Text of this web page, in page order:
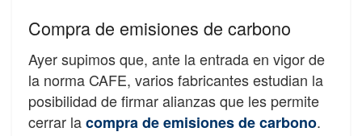
Compra de emisiones de carbono
Ayer supimos que, ante la entrada en vigor de
la norma CAFE, varios fabricantes estudian la
posibilidad de firmar alianzas que les permite
cerrar lacompra de emisiones de carbono.